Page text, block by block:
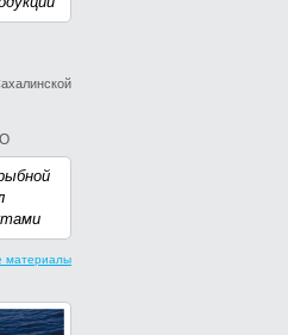
материалы